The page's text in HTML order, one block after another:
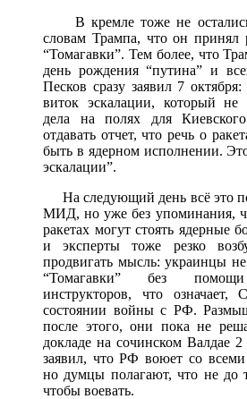
В кремле тоже не остались
словам Трампа, что он принял
“Томагавки”. Тем более, что
день рождения “путина” и
Песков сразу заявил 7 октября:
виток эскалации, который не
дела на полях для
отдавать отчет, что речь о
быть в ядерном исполнении.
эскалации”.
На следующий день всё это
МИД, но уже без упоминания,
ракетах могут стоять ядерные
и эксперты тоже резко
продвигать мысль: украинцы не
“Томагавки” без помощи
инструкторов, что
состоянии войны с РФ.
после этого, они пока не
докладе на сочинском Валдае 2
заявил, что РФ воюет со
но думцы полагают, что не до
чтобы воевать.